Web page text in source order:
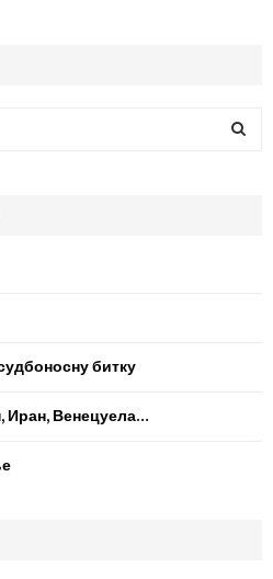
битку
Иран, Венецуела…